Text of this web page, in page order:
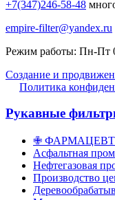
+7(347)246-58-48
empire-filter@yandex.ru
Режим работы: Пн-Пт
Создание и
Политика
Рукавные
✙
Асфальтная
Нефтегазовая
Производство